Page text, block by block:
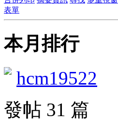
表單
本月排行
hcm19522
發帖 31 篇